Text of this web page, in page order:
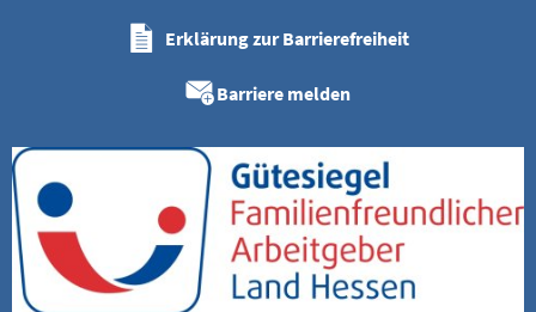
Erklärung zur Barrierefreiheit
Barriere melden